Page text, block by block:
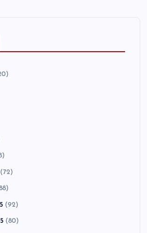
(92)
(80)